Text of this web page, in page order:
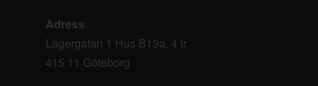
Adress:
Lagergatan 1 Hus B19a, 4 tr
415 11 Göteborg